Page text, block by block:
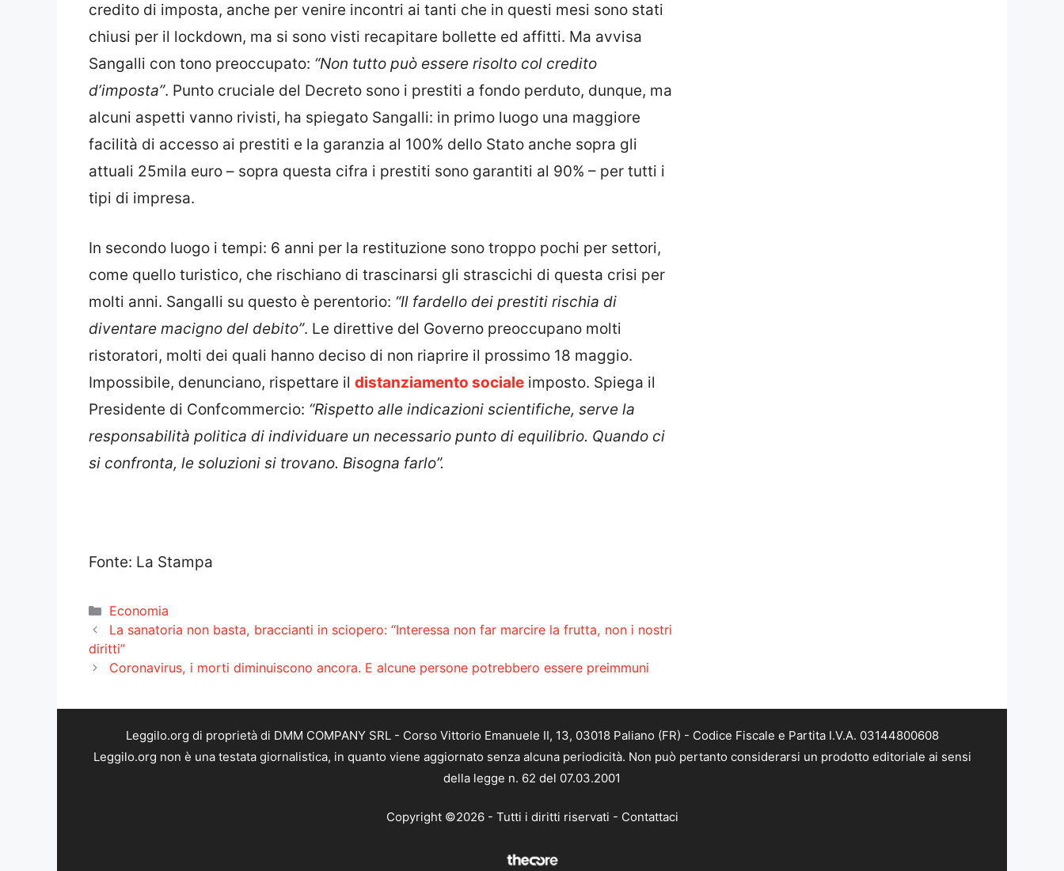
credito di imposta, anche per venire incontri ai tanti che in questi mesi sono stati
chiusi per il lockdown, ma si sono visti recapitare bollette ed affitti. Ma avvisa
Sangalli con tono preoccupato: “Non tutto può essere risolto col credito
d’imposta”. Punto cruciale del Decreto sono i prestiti a fondo perduto, dunque, ma
alcuni aspetti vanno rivisti, ha spiegato Sangalli: in primo luogo una maggiore
facilità di accesso ai prestiti e la garanzia al 100% dello Stato anche sopra gli
attuali 25mila euro – sopra questa cifra i prestiti sono garantiti al 90% – per tutti i
tipi di impresa.
In secondo luogo i tempi: 6 anni per la restituzione sono troppo pochi per settori,
come quello turistico, che rischiano di trascinarsi gli strascichi di questa crisi per
molti anni. Sangalli su questo è perentorio: “Il fardello dei prestiti rischia di
diventare macigno del debito”. Le direttive del Governo preoccupano molti
ristoratori, molti dei quali hanno deciso di non riaprire il prossimo 18 maggio.
Impossibile, denunciano, rispettare il distanziamento sociale imposto. Spiega il
Presidente di Confcommercio: “Rispetto alle indicazioni scientifiche, serve la
responsabilità politica di individuare un necessario punto di equilibrio. Quando ci
si confronta, le soluzioni si trovano. Bisogna farlo”.
Fonte: La Stampa
Categorie
Economia
La sanatoria non basta, braccianti in sciopero: “Interessa non far marcire la frutta, non i nostri
diritti”
Coronavirus, i morti diminuiscono ancora. E alcune persone potrebbero essere preimmuni
Leggilo.org di proprietà di DMM COMPANY SRL - Corso Vittorio Emanuele II, 13, 03018 Paliano (FR) - Codice Fiscale e Partita I.V.A. 03144800608
Leggilo.org non è una testata giornalistica, in quanto viene aggiornato senza alcuna periodicità. Non può pertanto considerarsi un prodotto editoriale ai sensi
della legge n. 62 del 07.03.2001
Copyright ©2026 - Tutti i diritti riservati - Contattaci